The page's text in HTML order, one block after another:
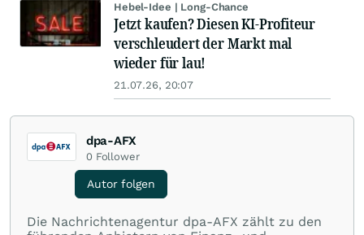
Hebel-Idee | Long-Chance
Jetzt kaufen? Diesen KI-Profiteur
verschleudert der Markt mal
wieder für lau!
21.07.26, 20:07
dpa-AFX
0 Follower
Autor folgen
Die Nachrichtenagentur dpa-AFX zählt zu den